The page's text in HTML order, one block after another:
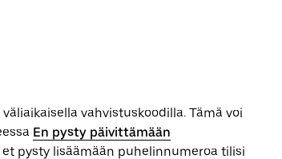
vahvistuskoodilla. Tämä voi
En pysty päivittämään
et pysty lisäämään puhelinnumeroa tilisi